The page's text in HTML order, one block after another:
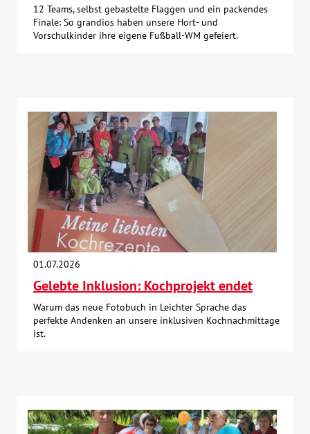
12 Teams, selbst gebastelte Flaggen und ein packendes
Finale: So grandios haben unsere Hort- und
Vorschulkinder ihre eigene Fußball-WM gefeiert.
01.07.2026
Gelebte Inklusion: Kochprojekt endet
Warum das neue Fotobuch in Leichter Sprache das
perfekte Andenken an unsere inklusiven Kochnachmittage
ist.